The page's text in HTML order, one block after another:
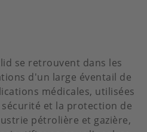
se retrouvent dans les
d'un large éventail de
médicales, utilisées
et la protection de
pétrolière et gazière,